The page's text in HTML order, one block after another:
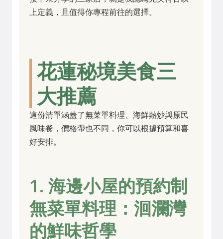
上定義，且值得你專程前往的選擇。
花蓮秘境美食三
大推薦
這份清單涵蓋了無菜單料理、海鮮熱炒與原民
風味餐，價格帶也不同，你可以根據預算和喜
好安排。
1. 海邊小屋的預約制
無菜單料理：洄瀾灣
的鮮味哲學